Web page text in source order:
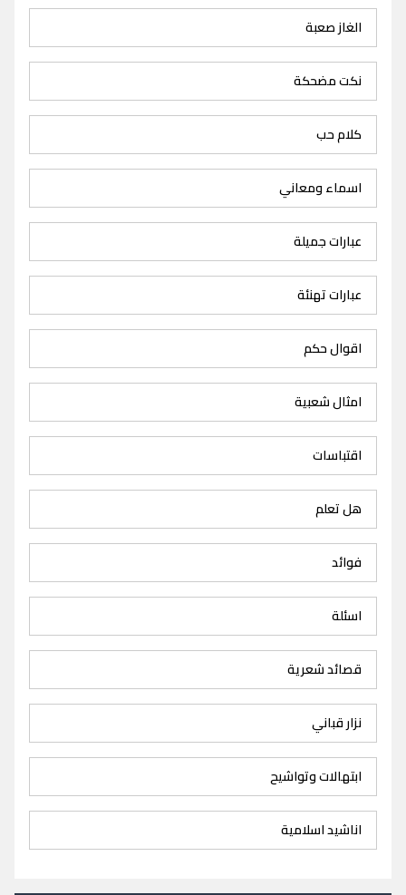
الغاز صعبة
نكت مضحكة
كلام حب
اسماء ومعاني
عبارات جميلة
عبارات تهنئة
اقوال حكم
امثال شعبية
اقتباسات
هل تعلم
فوائد
اسئلة
قصائد شعرية
نزار قباني
ابتهالات وتواشيح
اناشيد اسلامية